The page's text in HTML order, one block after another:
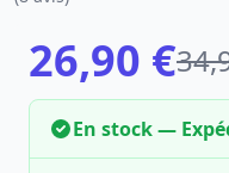
26,90 €
En stock —